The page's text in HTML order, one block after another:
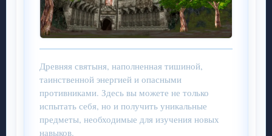
Древняя святыня, наполненная тишиной,
таинственной энергией и опасными
противниками. Здесь вы можете не только
испытать себя, но и получить уникальные
предметы, необходимые для изучения новых
навыков.